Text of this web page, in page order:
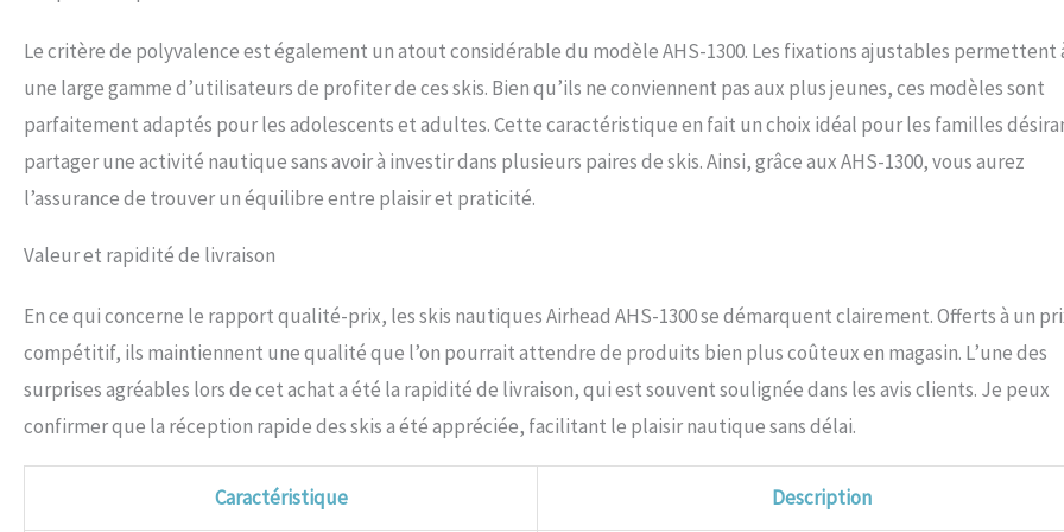
Le critère de polyvalence est également un atout considérable du modèle AHS-1300. Les fixations ajustables permettent
une large gamme d’utilisateurs de profiter de ces skis. Bien qu’ils ne conviennent pas aux plus jeunes, ces modèles sont
parfaitement adaptés pour les adolescents et adultes. Cette caractéristique en fait un choix idéal pour les familles
partager une activité nautique sans avoir à investir dans plusieurs paires de skis. Ainsi, grâce aux AHS-1300, vous aurez
l’assurance de trouver un équilibre entre plaisir et praticité.
Valeur et rapidité de livraison
En ce qui concerne le rapport qualité-prix, les skis nautiques Airhead AHS-1300 se démarquent clairement. Offerts à un
compétitif, ils maintiennent une qualité que l’on pourrait attendre de produits bien plus coûteux en magasin. L’une des
surprises agréables lors de cet achat a été la rapidité de livraison, qui est souvent soulignée dans les avis clients. Je peux
confirmer que la réception rapide des skis a été appréciée, facilitant le plaisir nautique sans délai.
Caractéristique Description